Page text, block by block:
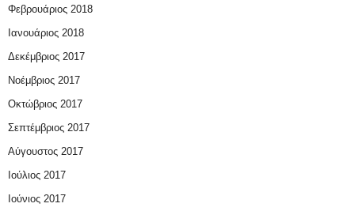
Φεβρουάριος 2018
Ιανουάριος 2018
Δεκέμβριος 2017
Νοέμβριος 2017
Οκτώβριος 2017
Σεπτέμβριος 2017
Αύγουστος 2017
Ιούλιος 2017
Ιούνιος 2017